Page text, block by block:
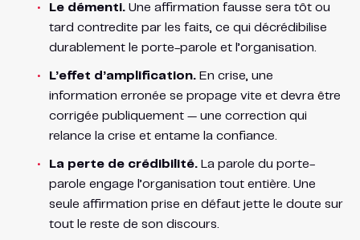
Le démenti.Une affirmation fausse sera tôt ou
tard contredite par les faits, ce qui décrédibilise
durablement le porte-parole et l’organisation.
L’effet d’amplification.En crise, une
information erronée se propage vite et devra être
corrigée publiquement — une correction qui
relance la crise et entame la confiance.
La perte de crédibilité.La parole du porte-
parole engage l’organisation tout entière. Une
seule affirmation prise en défaut jette le doute sur
tout le reste de son discours.